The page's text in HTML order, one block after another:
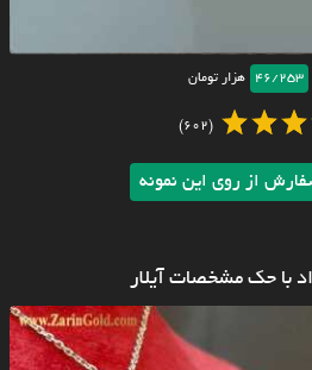
46/253 هزار تومان
(602)
از روی این نمونه
با حک مشخصات آیلار